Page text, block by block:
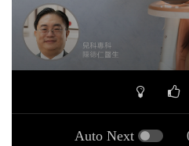
00:00
Auto Next